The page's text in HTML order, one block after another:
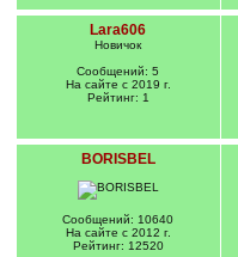
Lara606
Новичок
Сообщений: 5
На сайте с 2019 г.
Рейтинг: 1
BORISBEL
Сообщений: 10640
На сайте с 2012 г.
Рейтинг: 12520